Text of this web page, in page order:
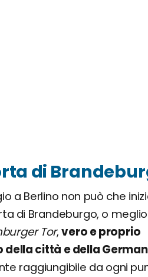
di
a Berlino non può che
di Brandeburgo, o
Tor,vero e proprio
della città e della
raggiungibile da ogni